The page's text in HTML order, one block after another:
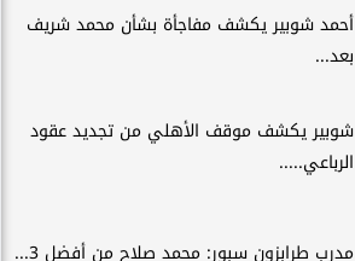
أحمد شوبير يكشف مفاجأة بشأن محمد شريف
بعد...
شوبير يكشف موقف الأهلي من تجديد عقود
الرباعي.....
مدرب طرابزون سبور: محمد صلاح من أفضل 3...